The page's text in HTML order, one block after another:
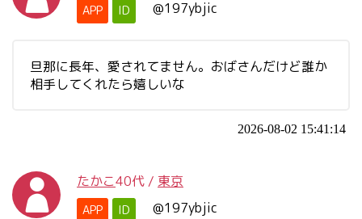
APP ID @197ybjic
旦那に長年、愛されてません。おばさんだけど誰か
相手してくれたら嬉しいな
2026-08-02 15:41:14
たかこ40代 / 東京
APP ID @197ybjic